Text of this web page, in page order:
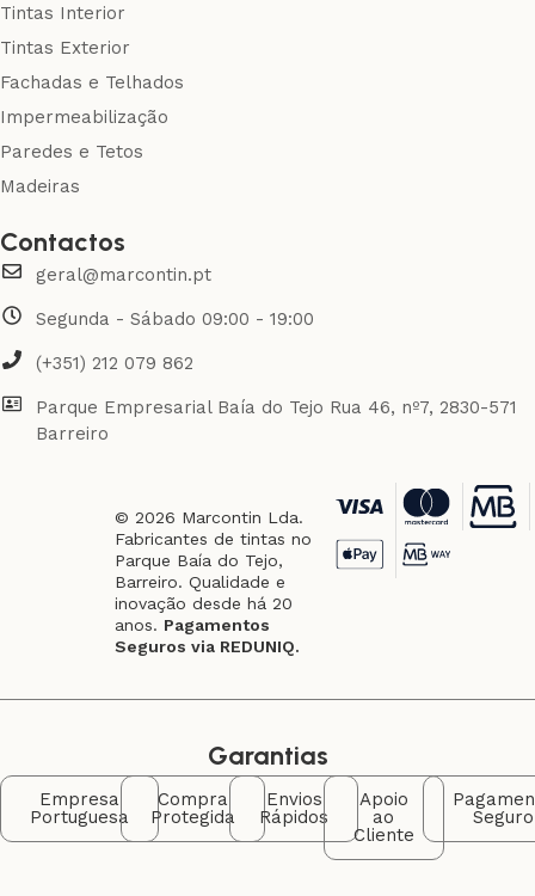
© 2026 Marcontin Lda.
Fabricantes de tintas no
Parque Baía do Tejo,
Barreiro. Qualidade e
inovação desde há 20
anos. Pagamentos
Seguros via REDUNIQ.
Tintas Interior
Tintas Exterior
Fachadas e Telhados
Impermeabilização
Paredes e Tetos
Madeiras
Contactos
geral@marcontin.pt
Segunda - Sábado 09:00 - 19:00
(+351) 212 079 862
Parque Empresarial Baía do Tejo Rua 46, nº7, 2830-571
Barreiro
Garantias
Empresa
Portuguesa
Compra
Protegida
Envios
Rápidos
Apoio
ao
Cliente
Seguro